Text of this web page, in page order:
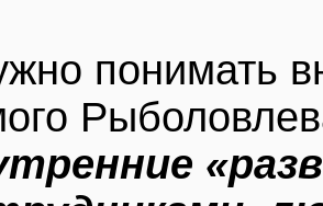
понимать